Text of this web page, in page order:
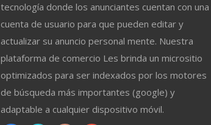
tecnología donde los anunciantes cuentan con una
cuenta de usuario para que pueden editar y
actualizar su anuncio personal mente. Nuestra
plataforma de comercio Les brinda un micrositio
optimizados para ser indexados por los motores
de búsqueda más importantes (google) y
adaptable a cualquier dispositivo móvil.